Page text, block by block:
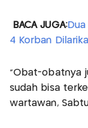
BACA JUGA:Dua
4 Korban
"Obat-obatnya
sudah bisa
wartawan,